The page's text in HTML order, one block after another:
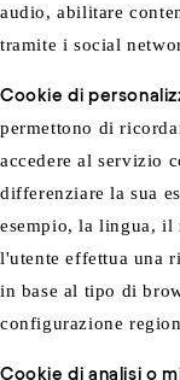
audio, abilitare
tramite i social
Cookie di
permettono di
accedere al servizio
differenziare la sua
esempio, la lingua, il
l'utente effettua una
in base al tipo di
configurazione
Cookie di analisi o